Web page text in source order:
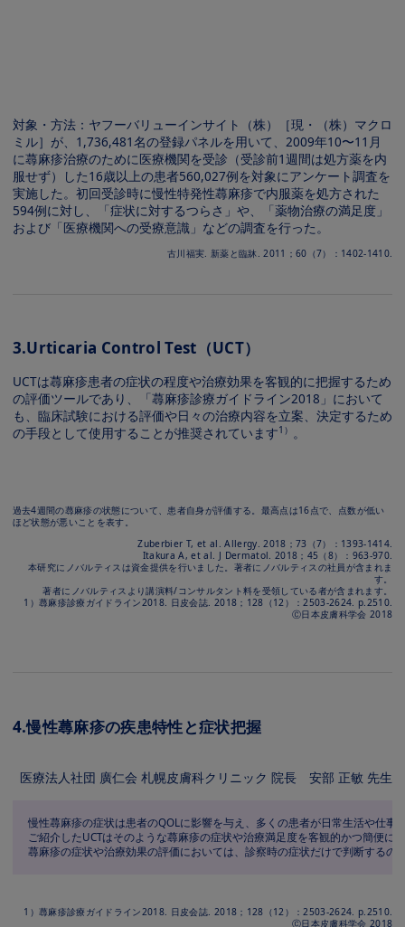
対象・⽅法：ヤフーバリューインサイト（株）［現・（株）マクロ
ミル］が、1,736,481名の登録パネルを⽤いて、2009年10〜11⽉
に蕁⿇疹治療のために医療機関を受診（受診前1週間は処⽅薬を内
服せず）した16歳以上の患者560,027例を対象にアンケート調査を
実施した。初回受診時に慢性特発性蕁⿇疹で内服薬を処⽅された
594例に対し、「症状に対するつらさ」や、「薬物治療の満⾜度」
および「医療機関への受療意識」などの調査を⾏った。
古川福実. 新薬と臨牀. 2011；60（7）：1402-1410.
3.Urticaria Control Test（UCT）
UCTは蕁⿇疹患者の症状の程度や治療効果を客観的に把握するため
の評価ツールであり、「蕁⿇疹診療ガイドライン2018」において
も、臨床試験における評価や⽇々の治療内容を⽴案、決定するため
の⼿段として使⽤することが推奨されています1） 。
過去4週間の蕁⿇疹の状態について、患者⾃⾝が評価する。最⾼点は16点で、点数が低い
ほど状態が悪いことを表す。
Zuberbier T, et al. Allergy. 2018；73（7）：1393-1414.
Itakura A, et al. J Dermatol. 2018；45（8）：963-970.
本研究にノバルティスは資⾦提供を⾏いました。著者にノバルティスの社員が含まれま
す。
著者にノバルティスより講演料/コンサルタント料を受領している者が含まれます。
1）蕁⿇疹診療ガイドライン2018. ⽇⽪会誌. 2018；128（12）：2503-2624. p.2510.
Ⓒ⽇本⽪膚科学会 2018
4.慢性蕁⿇疹の疾患特性と症状把握
医療法⼈社団 廣仁会 札幌⽪膚科クリニック 院⻑ 安部 正敏 先⽣
慢性蕁⿇疹の症状は患者のQOLに影響を与え、多くの患者が⽇常⽣活や仕
ご紹介したUCTはそのような蕁⿇疹の症状や治療満⾜度を客観的かつ簡便
蕁⿇疹の症状や治療効果の評価においては、診察時の症状だけで判断する
1）蕁⿇疹診療ガイドライン2018. ⽇⽪会誌. 2018；128（12）：2503-2624. p.2510.
Ⓒ⽇本⽪膚科学会 2018